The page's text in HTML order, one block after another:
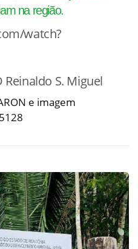
na região.
watch?
Reinaldo S. Miguel
e imagem